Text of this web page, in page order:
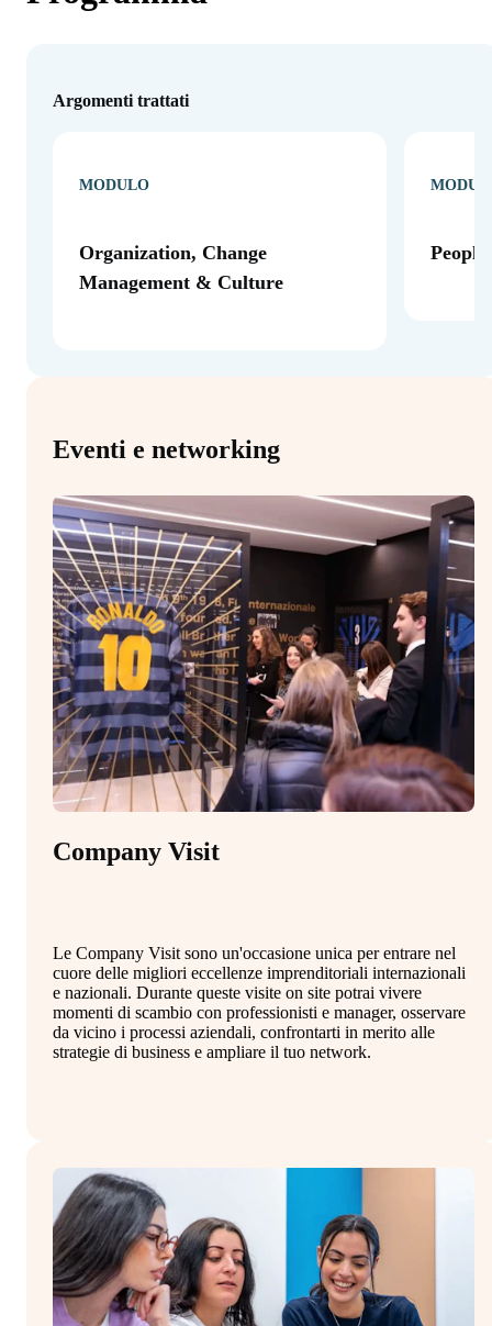
Argomenti trattati
MODULO
Organization, Change
Management & Culture
Eventi e networking
Company Visit
Le Company Visit sono un'occasione unica per entrare nel
cuore delle migliori eccellenze imprenditoriali internazionali
e nazionali. Durante queste visite on site potrai vivere
momenti di scambio con professionisti e manager, osservare
da vicino i processi aziendali, confrontarti in merito alle
strategie di business e ampliare il tuo network.